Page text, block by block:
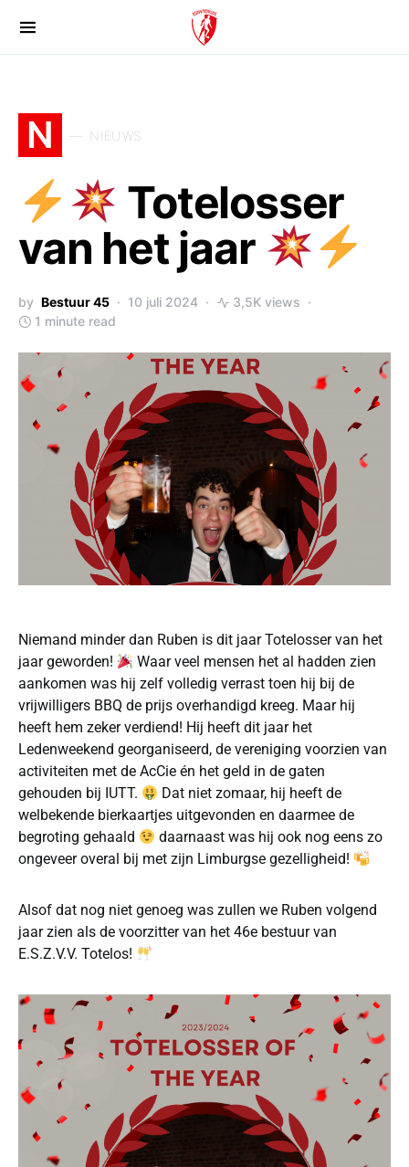
N NIEUWS
Totelosser
van het jaar
by Bestuur 45 10 juli 2024
3,5K views
1 minute read
Niemand minder dan Ruben is dit jaar Totelosser van het
jaar geworden!
Waar veel mensen het al hadden zien
aankomen was hij zelf volledig verrast toen hij bij de
vrijwilligers BBQ de prijs overhandigd kreeg. Maar hij
heeft hem zeker verdiend! Hij heeft dit jaar het
Ledenweekend georganiseerd, de vereniging voorzien van
activiteiten met de AcCie én het geld in de gaten
gehouden bij IUTT.
Dat niet zomaar, hij heeft de
welbekende bierkaartjes uitgevonden en daarmee de
begroting gehaald
daarnaast was hij ook nog eens zo
ongeveer overal bij met zijn Limburgse gezelligheid!
Alsof dat nog niet genoeg was zullen we Ruben volgend
jaar zien als de voorzitter van het 46e bestuur van
E.S.Z.V.V. Totelos!